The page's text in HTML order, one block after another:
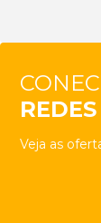
Veja as